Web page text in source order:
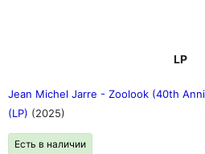
LP
Jean Michel Jarre - Zoolook (40th
(LP) (2025)
Есть в наличии